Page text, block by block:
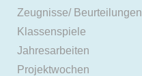
Zeugnisse/ Beurteilungen
Klassenspiele
Jahresarbeiten
Projektwochen